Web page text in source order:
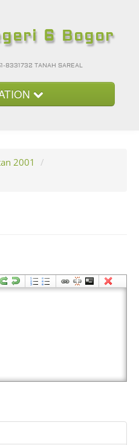
6 Bogor
8331732 TANAH SAREAL
2001
/